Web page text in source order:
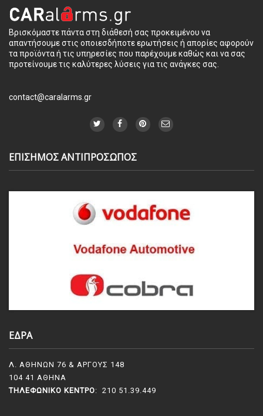
Βρισκόμαστε πάντα στη διάθεσή σας προκειμένου να
απαντήσουμε στις οποιεσδήποτε ερωτήσεις ή απορίες αφορούν
τα προϊόντα ή τις υπηρεσίες που παρέχουμε καθώς και να σας
προτείνουμε τις καλύτερες λύσεις για τις ανάγκες σας.
contact@caralarms.gr
ΕΠΙΣΗΜΟΣ ΑΝΤΙΠΡΟΣΩΠΟΣ
ΕΔΡΑ
Λ. ΑΘΗΝΩΝ 76 & ΑΡΓΟΥΣ 148
104 41 ΑΘΗΝΑ
ΤΗΛΕΦΩΝΙΚΌ ΚΈΝΤΡΟ: 210 51.39.449